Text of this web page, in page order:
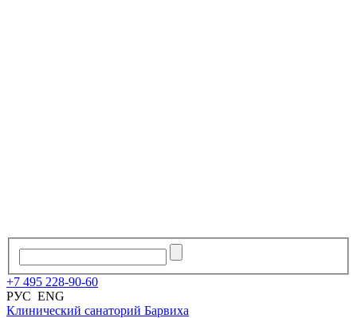
+7 495 228-90-60
РУС ENG
Клинический санаторий Барвиха